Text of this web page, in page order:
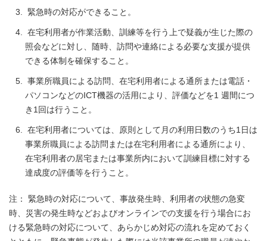
緊急時の対応ができること。
在宅利用者が作業活動、訓練等を行う上で疑義が生じた際の
照会などに対し、随時、訪問や連絡による必要な支援が提供
できる体制を確保すること。
事業所職員による訪問、在宅利用者による通所または電話・
パソコンなどのICT機器の活用により、評価などを1 週間につ
き1回は行うこと。
在宅利用者については、原則として月の利用日数のうち1日は
事業所職員による訪問または在宅利用者による通所により、
在宅利用者の居宅または事業所内において訓練目標に対する
達成度の評価等を行うこと。
注： 緊急時の対応について、事故発生時、利用者の状態の急変
時、災害の発生時などおよびオンラインでの支援を行う場合にお
ける緊急時の対応について、あらかじめ対応の流れを定めておく